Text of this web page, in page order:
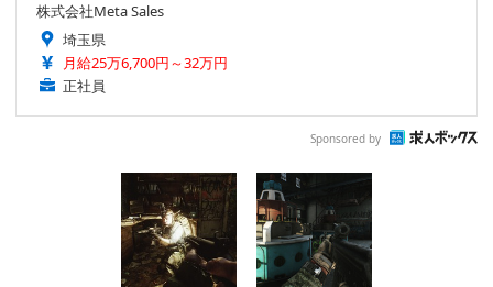
株式会社Meta Sales
埼玉県
月給25万6,700円～32万円
正社員
Sponsored by